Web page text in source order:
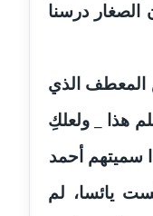
الصغار درسنا
المعطف الذي
هذا _ ولعلكِ
سميتهم أحمد
يائسا، لم